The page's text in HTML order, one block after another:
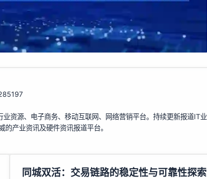
资源、电子商务、移动互联网、网络营销平台。持续更新报道IT业
产业资讯及硬件资讯报道平台。
同城双活：交易链路的稳定性与可靠性探索